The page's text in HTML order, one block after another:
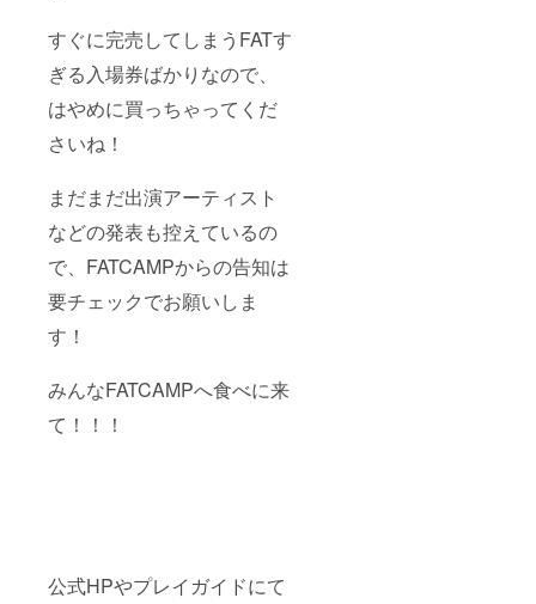
すぐに完売してしまうFATす
ぎる入場券ばかりなので、
はやめに買っちゃってくだ
さいね！
まだまだ出演アーティスト
などの発表も控えているの
で、FATCAMPからの告知は
要チェックでお願いしま
す！
みんなFATCAMPへ食べに来
て！！！
公式HPやプレイガイドにて